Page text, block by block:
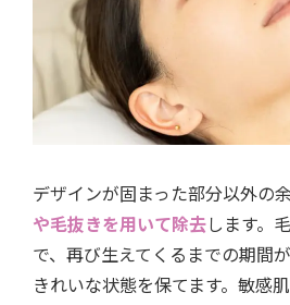
デザインが固まった部分以外の
や毛抜きを用いて除去します。
で、再び生えてくるまでの期間
きれいな状態を保てます。敏感